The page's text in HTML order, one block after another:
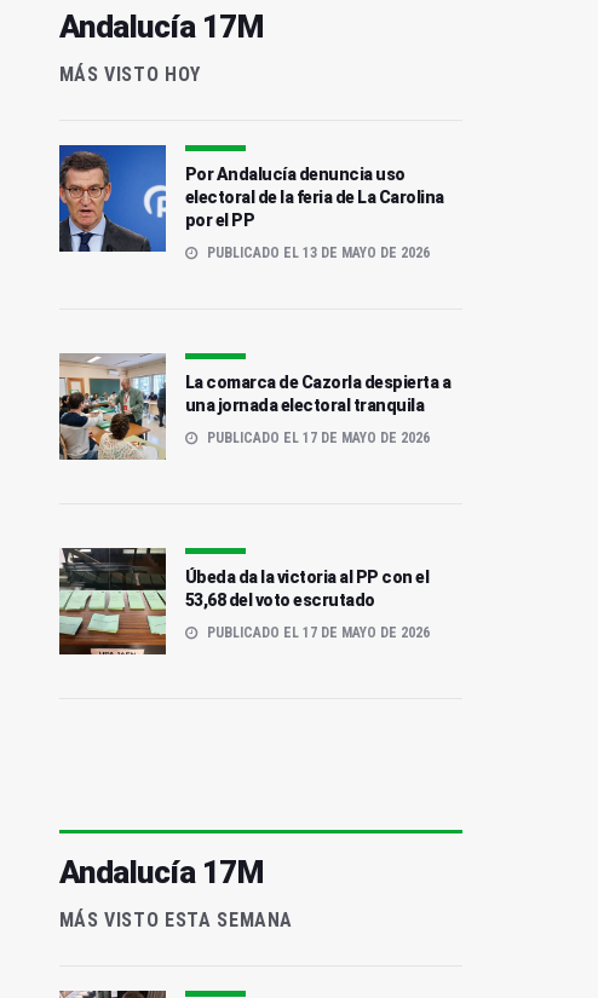
Andalucía 17M
MÁS VISTO HOY
Por Andalucía denuncia uso
electoral de la feria de La Carolina
por el PP
PUBLICADO EL 13 DE MAYO DE 2026
La comarca de Cazorla despierta a
una jornada electoral tranquila
PUBLICADO EL 17 DE MAYO DE 2026
Úbeda da la victoria al PP con el
53,68 del voto escrutado
PUBLICADO EL 17 DE MAYO DE 2026
Andalucía 17M
MÁS VISTO ESTA SEMANA